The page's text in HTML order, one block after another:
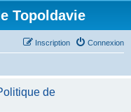
Topoldavie
Connexion
Inscription
de